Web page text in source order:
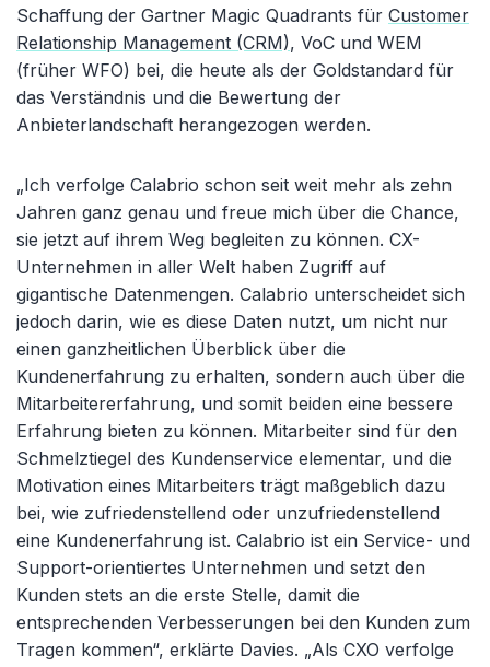
Schaffung der Gartner Magic Quadrants für Customer
Relationship Management (CRM), VoC und WEM
(früher WFO) bei, die heute als der Goldstandard für
das Verständnis und die Bewertung der
Anbieterlandschaft herangezogen werden.
„Ich verfolge Calabrio schon seit weit mehr als zehn
Jahren ganz genau und freue mich über die Chance,
sie jetzt auf ihrem Weg begleiten zu können. CX-
Unternehmen in aller Welt haben Zugriff auf
gigantische Datenmengen. Calabrio unterscheidet sich
jedoch darin, wie es diese Daten nutzt, um nicht nur
einen ganzheitlichen Überblick über die
Kundenerfahrung zu erhalten, sondern auch über die
Mitarbeitererfahrung, und somit beiden eine bessere
Erfahrung bieten zu können. Mitarbeiter sind für den
Schmelztiegel des Kundenservice elementar, und die
Motivation eines Mitarbeiters trägt maßgeblich dazu
bei, wie zufriedenstellend oder unzufriedenstellend
eine Kundenerfahrung ist. Calabrio ist ein Service- und
Support-orientiertes Unternehmen und setzt den
Kunden stets an die erste Stelle, damit die
entsprechenden Verbesserungen bei den Kunden zum
Tragen kommen“, erklärte Davies. „Als CXO verfolge